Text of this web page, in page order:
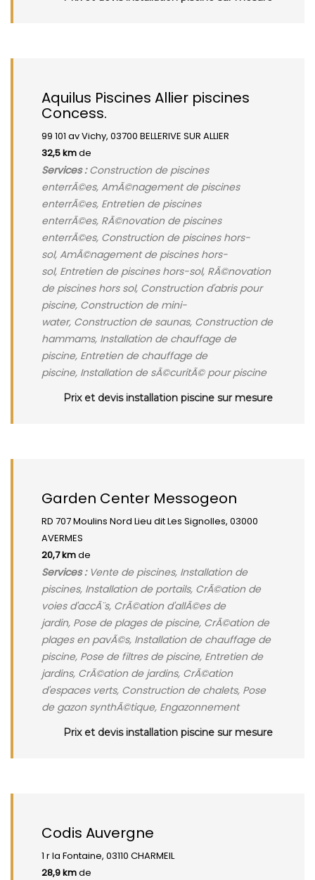
Aquilus Piscines Allier piscines
Concess.
99 101 av Vichy, 03700 BELLERIVE SUR ALLIER
32,5 kmde
Services :Construction de piscines
enterrÃ©es, AmÃ©nagement de piscines
enterrÃ©es, Entretien de piscines
enterrÃ©es, RÃ©novation de piscines
enterrÃ©es, Construction de piscines hors-
sol, AmÃ©nagement de piscines hors-
sol, Entretien de piscines hors-sol, RÃ©novation
de piscines hors sol, Construction d'abris pour
piscine, Construction de mini-
water, Construction de saunas, Construction de
hammams, Installation de chauffage de
piscine, Entretien de chauffage de
piscine, Installation de sÃ©curitÃ© pour piscine
Prix et devis installation piscine sur mesure
Garden Center Messogeon
RD 707 Moulins Nord Lieu dit Les Signolles, 03000
AVERMES
20,7 kmde
Services :Vente de piscines, Installation de
piscines, Installation de portails, CrÃ©ation de
voies d'accÃ¨s, CrÃ©ation d'allÃ©es de
jardin, Pose de plages de piscine, CrÃ©ation de
plages en pavÃ©s, Installation de chauffage de
piscine, Pose de filtres de piscine, Entretien de
jardins, CrÃ©ation de jardins, CrÃ©ation
d'espaces verts, Construction de chalets, Pose
de gazon synthÃ©tique, Engazonnement
Prix et devis installation piscine sur mesure
Codis Auvergne
1 r la Fontaine, 03110 CHARMEIL
28,9 kmde